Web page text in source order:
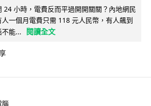
24 小時，電費反而平過開開關關？內地網民
一個月電費只需 118 元人民幣，有人飆到
能...
閱讀全文
腦